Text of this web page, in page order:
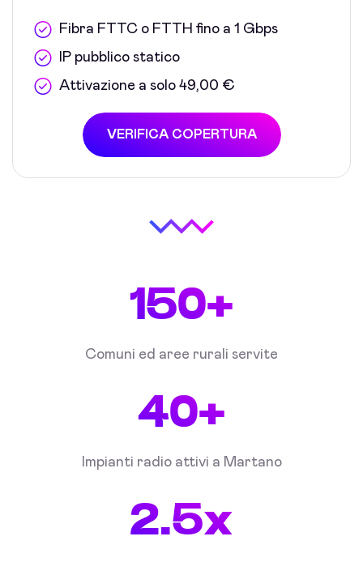
Fibra FTTC o FTTH fino a 1 Gbps
IP pubblico statico
Attivazione a solo 49,00 €
VERIFICA COPERTURA
150+
Comuni ed aree rurali servite
40+
Impianti radio attivi a Martano
2.5x